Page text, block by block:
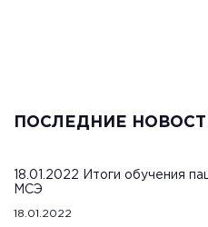
ПОСЛЕДНИЕ
18.01.2022 Итоги обучения
МСЭ
18.01.2022